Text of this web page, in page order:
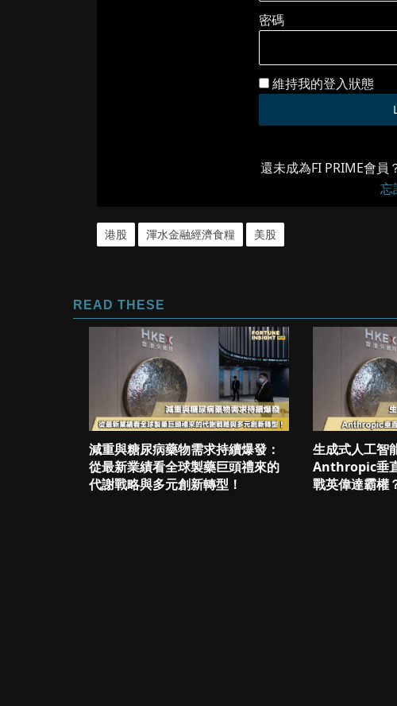
密碼
維持我的登入狀態
還未成為FI PRIME會員
忘
港股 渾水金融經濟食糧 美股
READ THESE
減重與糖尿病藥物需求持續爆發：
從最新業績看全球製藥巨頭禮來的
代謝戰略與多元創新轉型！
生成式人工智
Anthropic垂
戰英偉達霸權